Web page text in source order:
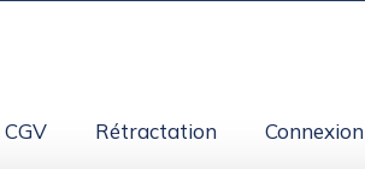
CGV Rétractation Connexion